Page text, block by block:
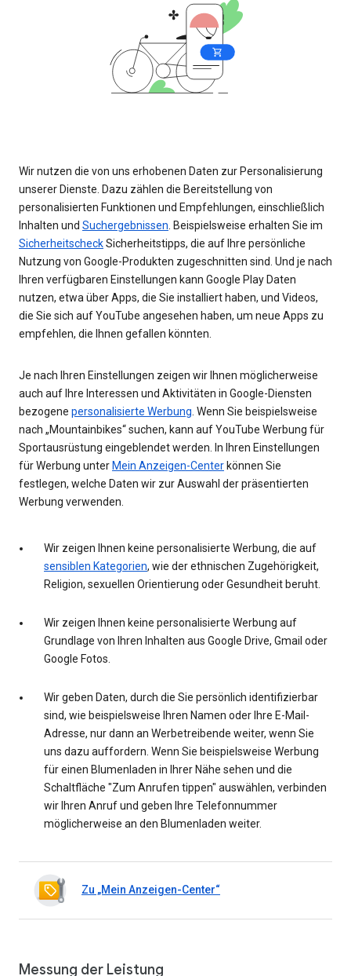
Wir nutzen die von uns erhobenen Daten zur Personalisierung
unserer Dienste. Dazu zählen die Bereitstellung von
personalisierten Funktionen und Empfehlungen, einschließlich
Inhalten und Suchergebnissen . Beispielsweise erhalten Sie im
SicherheitscheckSicherheitstipps, die auf Ihre persönliche
Nutzung von Google-Produkten zugeschnitten sind. Und je nach
Ihren verfügbaren Einstellungen kann Google Play Daten
nutzen, etwa über Apps, die Sie installiert haben, und Videos,
die Sie sich auf YouTube angesehen haben, um neue Apps zu
empfehlen, die Ihnen gefallen könnten.
Je nach Ihren Einstellungen zeigen wir Ihnen möglicherweise
auch auf Ihre Interessen und Aktivitäten in Google-Diensten
bezogene personalisierte Werbung . Wenn Sie beispielsweise
nach „Mountainbikes“ suchen, kann auf YouTube Werbung für
Sportausrüstung eingeblendet werden. In Ihren Einstellungen
für Werbung unterMein Anzeigen-Centerkönnen Sie
festlegen, welche Daten wir zur Auswahl der präsentierten
Werbung verwenden.
Wir zeigen Ihnen keine personalisierte Werbung, die auf
sensiblen Kategorien, wie der ethnischen Zugehörigkeit,
Religion, sexuellen Orientierung oder Gesundheit beruht.
Wir zeigen Ihnen keine personalisierte Werbung auf
Grundlage von Ihren Inhalten aus Google Drive, Gmail oder
Google Fotos.
Wir geben Daten, durch die Sie persönlich identifizierbar
sind, wie beispielsweise Ihren Namen oder Ihre E-Mail-
Adresse, nur dann an Werbetreibende weiter, wenn Sie
uns dazu auffordern. Wenn Sie beispielsweise Werbung
für einen Blumenladen in Ihrer Nähe sehen und die
Schaltfläche "Zum Anrufen tippen" auswählen, verbinden
wir Ihren Anruf und geben Ihre Telefonnummer
möglicherweise an den Blumenladen weiter.
Zu „Mein Anzeigen-Center“
Messung der Leistung